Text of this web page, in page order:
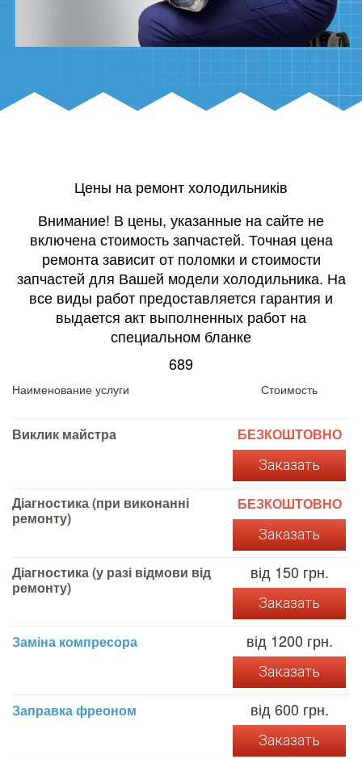
Цены на ремонт холодильників
Внимание! В цены, указанные на сайте не
включена стоимость запчастей. Точная цена
ремонта зависит от поломки и стоимости
запчастей для Вашей модели холодильника. На
все виды работ предоставляется гарантия и
выдается акт выполненных работ на
специальном бланке
689
Наименование услуги Стоимость
Виклик майстра БЕЗКОШТОВНО
Заказать
Діагностика (при виконанні
ремонту)
БЕЗКОШТОВНО
Заказать
Діагностика (у разі відмови від
ремонту)
від 150 грн.
Заказать
Заміна компресора від 1200 грн.
Заказать
Заправка фреоном від 600 грн.
Заказать